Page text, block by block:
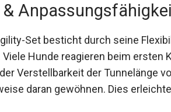
Set besticht durch seine
Hunde reagieren beim ersten
Verstellbarkeit der Tunnelänge
daran gewöhnen. Dies